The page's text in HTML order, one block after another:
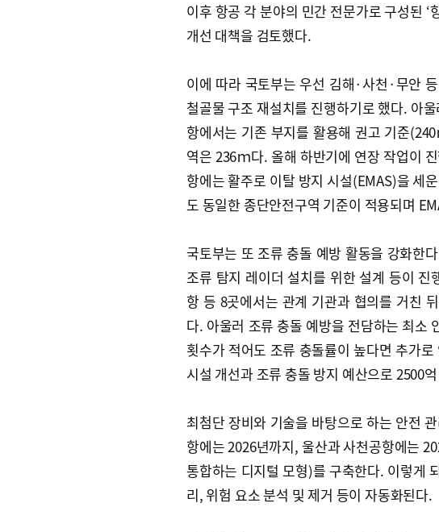
이후 항공 각 분야의 민간 전문가로 구성된
개선 대책을 검토했다.
이에 따라 국토부는 우선 김해·사천·무안
철골물 구조 재설치를 진행하기로 했다. 아
항에서는 기존 부지를 활용해 권고 기준
역은 236ｍ다. 올해 하반기에 연장 작업이
항에는 활주로 이탈 방지 시설(EMAS)을 세
도 동일한 종단안전구역 기준이 적용되며
국토부는 또 조류 충돌 예방 활동을 강화한
조류 탐지 레이더 설치를 위한 설계 등이
항 등 8곳에서는 관계 기관과 협의를 거친
다. 아울러 조류 충돌 예방을 전담하는 최소
횟수가 적어도 조류 충돌률이 높다면 추가
시설 개선과 조류 충돌 방지 예산으로 2500
최첨단 장비와 기술을 바탕으로 하는 안전
항에는 2026년까지, 울산과 사천공항에는
통합하는 디지털 모형)를 구축한다. 이렇게
리, 위험 요소 분석 및 제거 등이 자동화된다.